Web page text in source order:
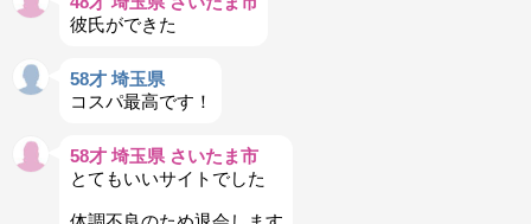
彼氏ができた
58才 埼玉県
コスパ最高です！
58才 埼玉県 さいたま市
とてもいいサイトでした